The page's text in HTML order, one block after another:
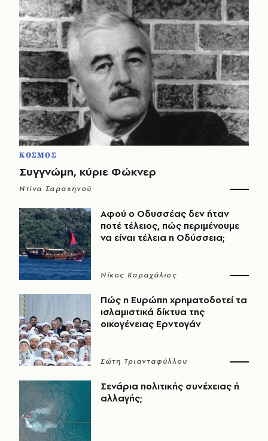
ΚΟΣΜΟΣ
Συγγνώμη, κύριε Φώκνερ
Ντίνα Σαρακηνού
Αφού ο Οδυσσέας δεν ήταν
ποτέ τέλειος, πώς περιμένουμε
να είναι τέλεια η Οδύσσεια;
Νίκος Καραχάλιος
Πώς η Ευρώπη χρηματοδοτεί τα
ισλαμιστικά δίκτυα της
οικογένειας Ερντογάν
Σώτη Τριανταφύλλου
Σενάρια πολιτικής συνέχειας ή
αλλαγής;